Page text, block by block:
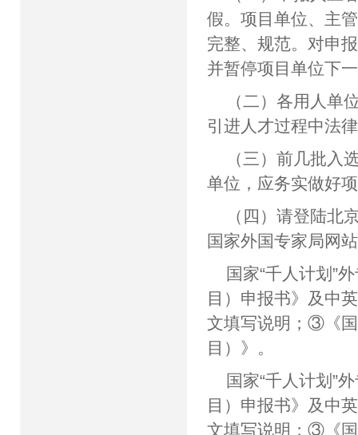
假。项目单位、主
完整、规范。对申
并暂停项目单位下
（二）各用人单
引进人才过程中法
（三）前几批入
单位，应务实做好
（四）请登陆北
国家外国专家局网
国家“千人计划”
目）申报书》及中
文填写说明；③《国
目）》。
国家“千人计划”
目）申报书》及中
文填写说明；③《国